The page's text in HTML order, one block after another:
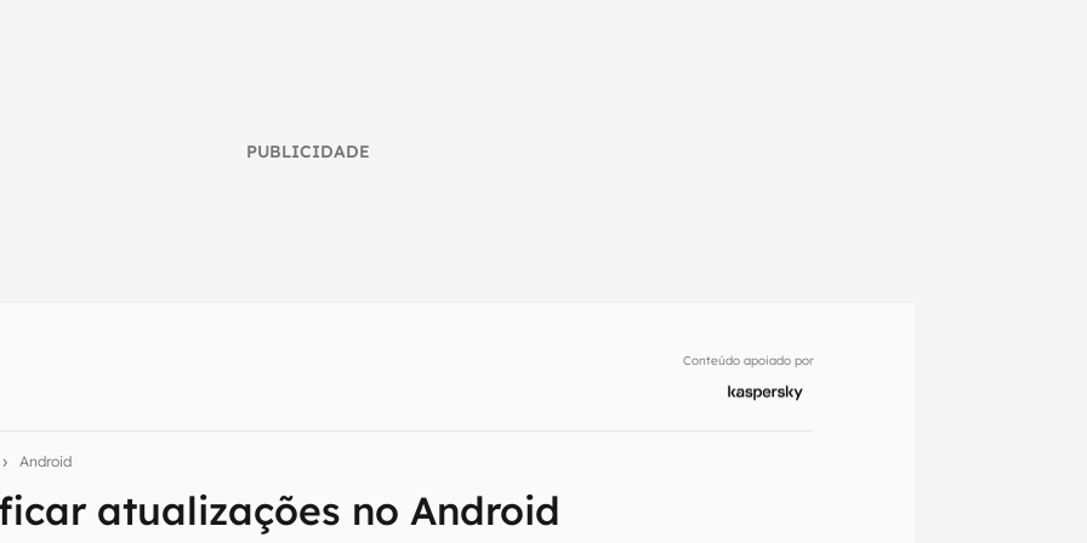
PUBLICIDADE
Conteúdo apoiado por
Android
atualizações no Android
do Canaltech e receba notícias e reviews sobre tecnologia em primeira